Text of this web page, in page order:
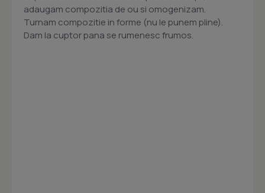
adaugam compozitia de ou si omogenizam.
Turnam compozitie in forme (nu le punem pline).
Dam la cuptor pana se rumenesc frumos.